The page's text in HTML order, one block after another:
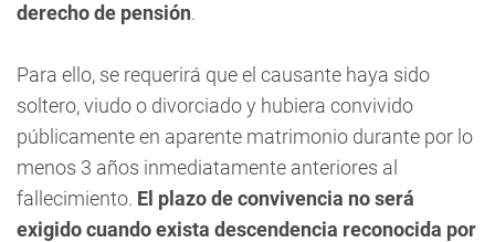
derecho de pensión.
Para ello, se requerirá que el causante haya sido
soltero, viudo o divorciado y hubiera convivido
públicamente en aparente matrimonio durante por lo
menos 3 años inmediatamente anteriores al
fallecimiento. El plazo de convivencia no será
exigido cuando exista descendencia reconocida por